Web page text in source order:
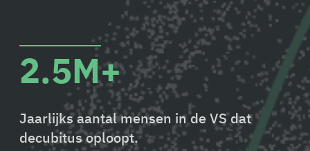
2.5M+
Jaarlijks aantal mensen in de VS dat
decubitus oploopt.